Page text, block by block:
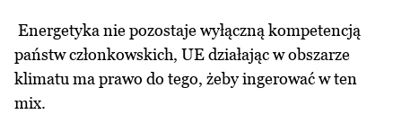
Energetyka nie pozostaje wyłączną kompetencją
państw członkowskich, UE działając w obszarze
klimatu ma prawo do tego, żeby ingerować w ten
mix.